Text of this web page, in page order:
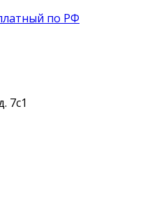
по РФ
7с1